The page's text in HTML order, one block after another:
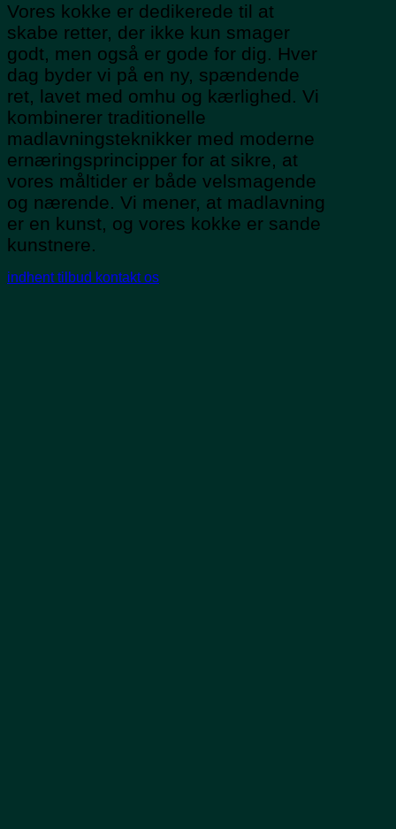
Vores kokke er dedikerede til at
skabe retter, der ikke kun smager
godt, men også er gode for dig. Hver
dag byder vi på en ny, spændende
ret, lavet med omhu og kærlighed. Vi
kombinerer traditionelle
madlavningsteknikker med moderne
ernæringsprincipper for at sikre, at
vores måltider er både velsmagende
og nærende. Vi mener, at madlavning
er en kunst, og vores kokke er sande
kunstnere.
indhent tilbud kontakt os